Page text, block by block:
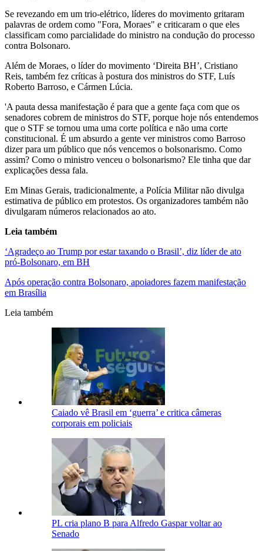
Se revezando em um trio-elétrico, líderes do movimento gritaram
palavras de ordem como "Fora, Moraes" e criticaram o que eles
classificam como parcialidade do ministro na condução do processo
contra Bolsonaro.
Além de Moraes, o líder do movimento ‘Direita BH’, Cristiano
Reis, também fez críticas à postura dos ministros do STF, Luís
Roberto Barroso, e Cármen Lúcia.
'A pauta dessa manifestação é para que a gente faça com que os
senadores cobrem de ministros do STF, porque hoje nós entendemos
que o STF se tornou uma uma corte política e não uma corte
constitucional. É um absurdo a gente ver ministros como Barroso
dizer para um público que nós vencemos o bolsonarismo. Como
assim? Como o ministro venceu o bolsonarismo? Ele tinha que dar
explicações dessa fala.
Em Minas Gerais, tradicionalmente, a Polícia Militar não divulga
estimativa de público em protestos. Os organizadores também não
divulgaram números relacionados ao ato.
Leia também
‘Agradeço ao Trump por estar taxando o Brasil’, diz líder de ato
pró-Bolsonaro, em BH
Após operação contra Bolsonaro, apoiadores fazem manifestação
em Brasília
Leia também
Caiado vê Brasil em ‘guerra’ e critica câmeras
corporais em policiais
PL cria plano B para Alfredo Gaspar voltar ao
Senado